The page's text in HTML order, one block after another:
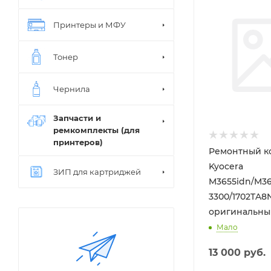
Ремонтный
Kyocera
M3655idn/
3300/
Мало
13 000 руб.
Принтеры и МФУ
Тонер
Чернила
Запчасти и
ремкомплекты (для
принтеров)
ЗИП для картриджей